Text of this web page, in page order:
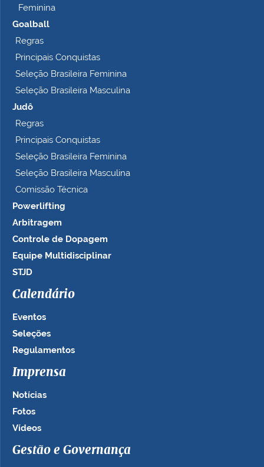
Feminina
Goalball
Regras
Principais Conquistas
Seleção Brasileira Feminina
Seleção Brasileira Masculina
Judô
Regras
Principais Conquistas
Seleção Brasileira Feminina
Seleção Brasileira Masculina
Comissão Técnica
Powerlifting
Arbitragem
Controle de Dopagem
Equipe Multidisciplinar
STJD
Calendário
Eventos
Seleções
Regulamentos
Imprensa
Notícias
Fotos
Vídeos
Gestão e Governança